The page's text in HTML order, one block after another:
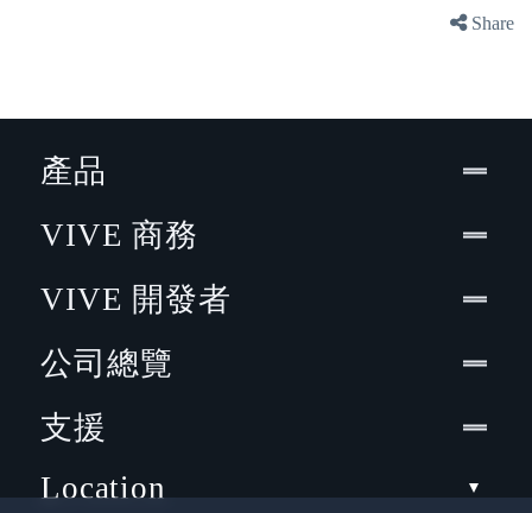
Share
產品
VIVE 商務
VIVE 開發者
公司總覽
支援
Location